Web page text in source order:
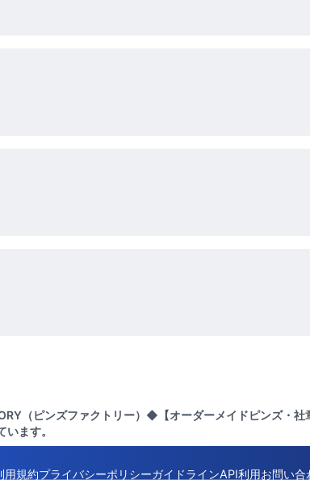
（ピンズファクトリー）◆【オーダーメイドピンズ・
います。
用規約プライバシーポリシーガイドラインAPI利用お問い合